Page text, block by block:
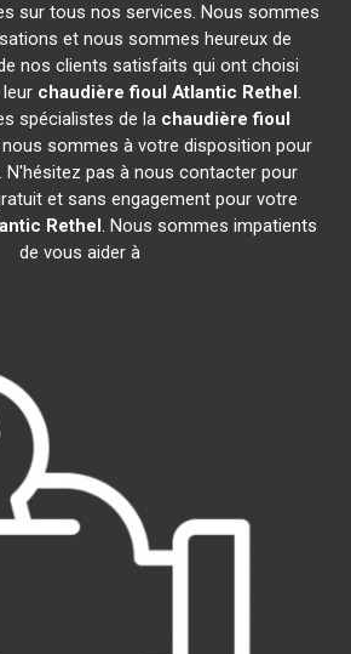
sur tous nos services. Nous sommes
et nous sommes heureux de
nos clients satisfaits qui ont choisi
chaudière fioul Atlantic Rethel.
spécialistes de la chaudière fioul
sommes à votre disposition pour
N'hésitez pas à nous contacter pour
et sans engagement pour votre
Rethel. Nous sommes impatients
de vous aider à